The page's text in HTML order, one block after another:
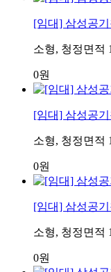
[임대] 삼성공
소형, 청정면적
0원
[임대] 삼성공
소형, 청정면적
0원
[임대] 삼성공
소형, 청정면적
0원